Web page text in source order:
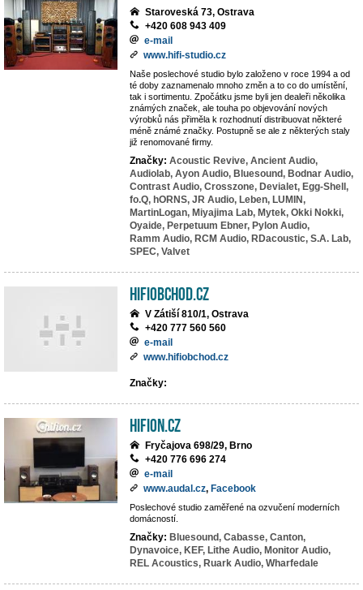
Staroveská 73, Ostrava
+420 608 943 409
e-mail
www.hifi-studio.cz
Naše poslechové studio bylo založeno v roce 1994 a od
té doby zaznamenalo mnoho změn a to co do umístění,
tak i sortimentu. Zpočátku jsme byli jen dealeři několika
známých značek, ale touha po objevování nových
výrobků nás přiměla k rozhodnutí distribuovat některé
méně známé značky. Postupně se ale z některých staly
již renomované firmy.
Značky: Acoustic Revive, Ancient Audio,
Audiolab, Ayon Audio, Bluesound, Bodnar Audio,
Contrast Audio, Crosszone, Devialet, Egg-Shell,
fo.Q, hORNS, JR Audio, Leben, LUMIN,
MartinLogan, Miyajima Lab, Mytek, Okki Nokki,
Oyaide, Perpetuum Ebner, Pylon Audio,
Ramm Audio, RCM Audio, RDacoustic, S.A. Lab,
SPEC, Valvet
HiFiobchod.cz
V Zátiší 810/1, Ostrava
+420 777 560 560
e-mail
www.hifiobchod.cz
Značky:
hifion.cz
Fryčajova 698/29, Brno
+420 776 696 274
e-mail
www.audal.cz, Facebook
Poslechové studio zaměřené na ozvučení moderních
domácností.
Značky: Bluesound, Cabasse, Canton,
Dynavoice, KEF, Lithe Audio, Monitor Audio,
REL Acoustics, Ruark Audio, Wharfedale